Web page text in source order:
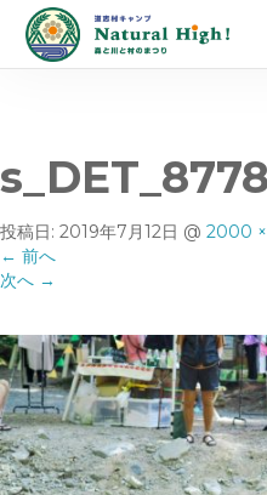
s_DET_8778
投稿日: 2019年7月12日 @ 2000
← 前へ
次へ →